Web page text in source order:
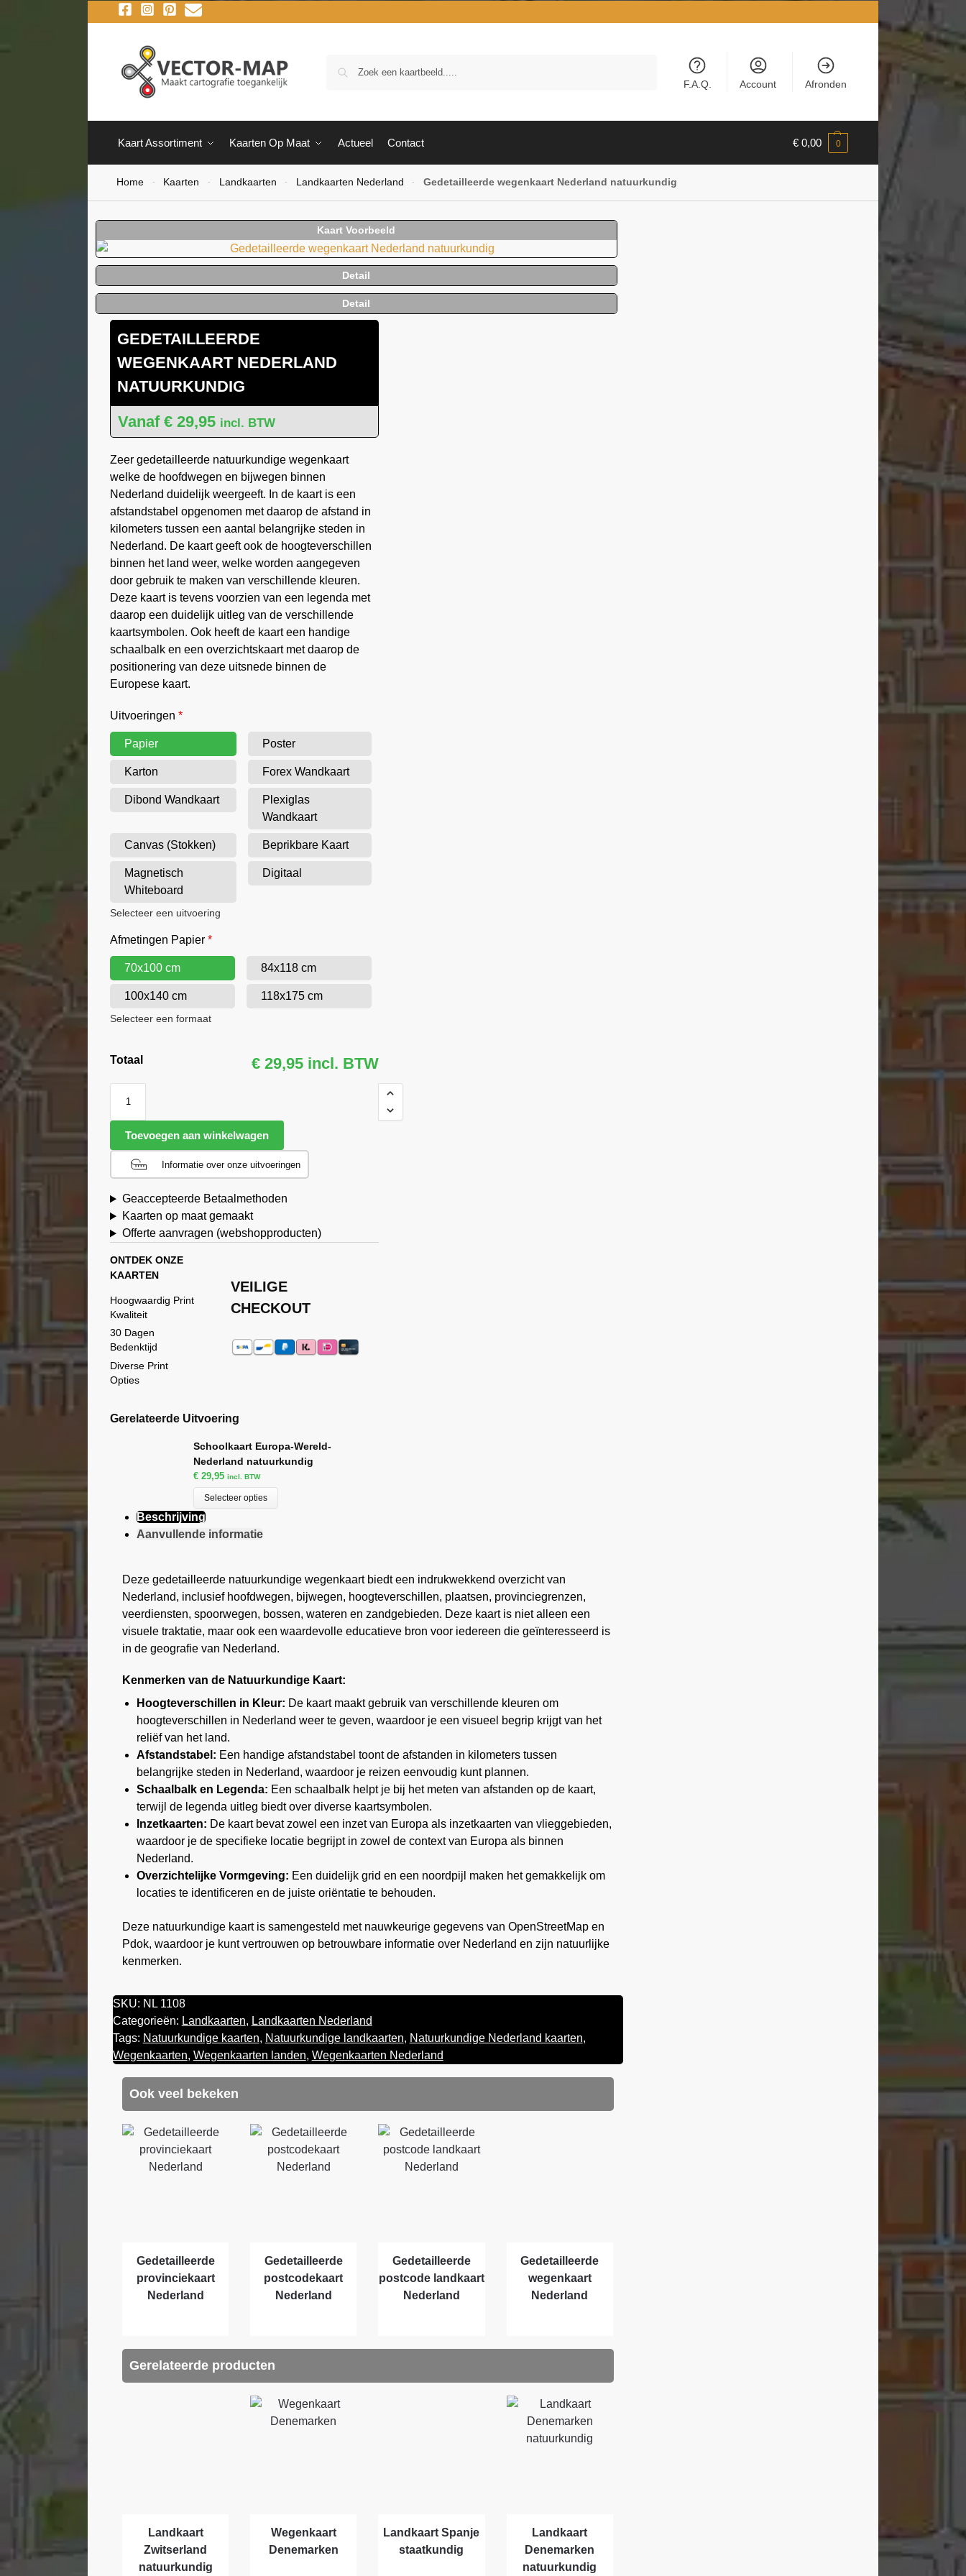
F.A.Q. Account Afronden
Kaart Assortiment Kaarten Op Maat Actueel Contact € 0,00 0
Home - Kaarten - Landkaarten - Landkaarten Nederland - Gedetailleerde wegenkaart Nederland natuurkundig
GEDETAILLEERDE
WEGENKAART NEDERLAND
NATUURKUNDIG
€ 29,95 incl. BTW
Zeer gedetailleerde natuurkundige wegenkaart
welke de hoofdwegen en bijwegen binnen
Nederland duidelijk weergeeft. In de kaart is een
afstandstabel opgenomen met daarop de afstand in
kilometers tussen een aantal belangrijke steden in
Nederland. De kaart geeft ook de hoogteverschillen
binnen het land weer, welke worden aangegeven
door gebruik te maken van verschillende kleuren.
Deze kaart is tevens voorzien van een legenda met
daarop een duidelijk uitleg van de verschillende
kaartsymbolen. Ook heeft de kaart een handige
schaalbalk en een overzichtskaart met daarop de
positionering van deze uitsnede binnen de
Europese kaart.
Uitvoeringen *
Papier Poster
Karton Forex Wandkaart
Dibond Wandkaart
Plexiglas
Wandkaart
Canvas (Stokken) Beprikbare Kaart
Magnetisch
Whiteboard
Digitaal
Selecteer een uitvoering
Afmetingen Papier *
70x100 cm 84x118 cm
100x140 cm 118x175 cm
Selecteer een formaat
Totaal € 29,95 incl. BTW
Toevoegen aan winkelwagen
Informatie over onze uitvoeringen
Geaccepteerde Betaalmethoden
Kaarten op maat gemaakt
Offerte aanvragen (webshopproducten)
ONTDEK ONZE
KAARTEN
Hoogwaardig Print
Kwaliteit
30 Dagen
Bedenktijd
Diverse Print
Opties
VEILIGE
CHECKOUT
Gerelateerde Uitvoering
Schoolkaart Europa-Wereld-
Nederland natuurkundig
€ 29,95 incl. BTW
Selecteer opties
Beschrijving
Aanvullende informatie
Deze gedetailleerde natuurkundige wegenkaart biedt een indrukwekkend overzicht van
Nederland, inclusief hoofdwegen, bijwegen, hoogteverschillen, plaatsen, provinciegrenzen,
veerdiensten, spoorwegen, bossen, wateren en zandgebieden. Deze kaart is niet alleen een
visuele traktatie, maar ook een waardevolle educatieve bron voor iedereen die geïnteresseerd is
in de geografie van Nederland.
Kenmerken van de Natuurkundige Kaart:
Hoogteverschillen in Kleur: De kaart maakt gebruik van verschillende kleuren om
hoogteverschillen in Nederland weer te geven, waardoor je een visueel begrip krijgt van het
reliëf van het land.
Afstandstabel: Een handige afstandstabel toont de afstanden in kilometers tussen
belangrijke steden in Nederland, waardoor je reizen eenvoudig kunt plannen.
Schaalbalk en Legenda: Een schaalbalk helpt je bij het meten van afstanden op de kaart,
terwijl de legenda uitleg biedt over diverse kaartsymbolen.
Inzetkaarten: De kaart bevat zowel een inzet van Europa als inzetkaarten van vlieggebieden,
waardoor je de specifieke locatie begrijpt in zowel de context van Europa als binnen
Nederland.
Overzichtelijke Vormgeving: Een duidelijk grid en een noordpijl maken het gemakkelijk om
locaties te identificeren en de juiste oriëntatie te behouden.
Deze natuurkundige kaart is samengesteld met nauwkeurige gegevens van OpenStreetMap en
Pdok, waardoor je kunt vertrouwen op betrouwbare informatie over Nederland en zijn natuurlijke
kenmerken.
SKU: NL 1108
Categorieën: Landkaarten, Landkaarten Nederland
Tags: Natuurkundige kaarten, Natuurkundige landkaarten, Natuurkundige Nederland kaarten,
Wegenkaarten, Wegenkaarten landen, Wegenkaarten Nederland
Ook veel bekeken
Gedetailleerde
provinciekaart
Nederland
Gedetailleerde
postcodekaart
Nederland
Gedetailleerde
postcode landkaart
Nederland
Gedetailleerde
wegenkaart
Nederland
Gerelateerde producten
Landkaart
Zwitserland
natuurkundig
Wegenkaart
Denemarken
Landkaart Spanje
staatkundig
Landkaart
Denemarken
natuurkundig